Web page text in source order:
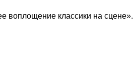
воплощение классики на сцене».